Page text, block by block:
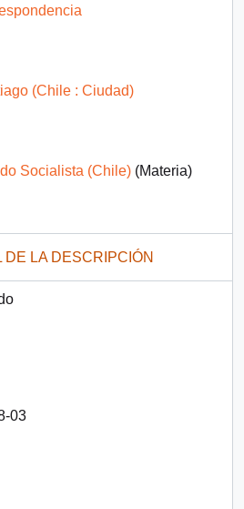
(Chile : Ciudad)
Socialista (Chile)(Materia)
LA DESCRIPCIÓN
03